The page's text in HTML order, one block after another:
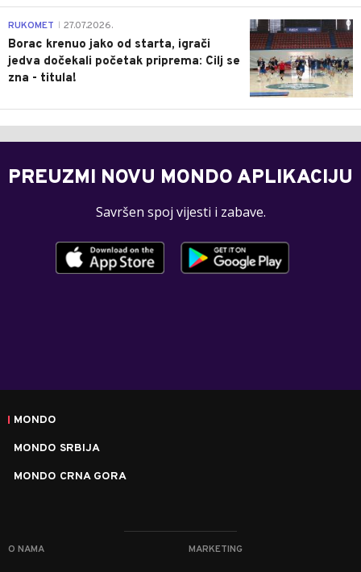
0
RUKOMET 27.07.2026.
Borac krenuo jako od starta, igrači
jedva dočekali početak priprema: Cilj se
zna - titula!
PREUZMI NOVU MONDO APLIKACIJU
Savršen spoj vijesti i zabave.
MONDO
MONDO SRBIJA
MONDO CRNA GORA
O NAMA MARKETING